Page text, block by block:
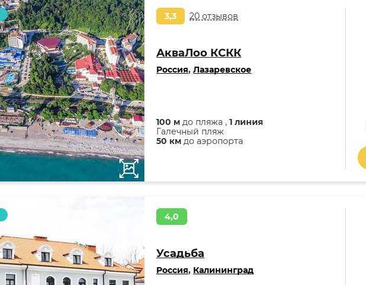
3,3 20 отзывов
АкваЛоо КСКК
Россия, Лазаревское
100 м до пляжа , 1 линия
Галечный пляж
50 км до аэропорта
4,0
Усадьба
Россия, Калининград